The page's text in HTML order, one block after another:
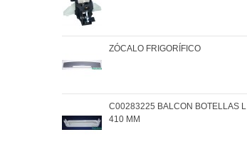
ZÓCALO FRIGORÍFICO
C00283225 BALCON BOTELLAS L
410 MM